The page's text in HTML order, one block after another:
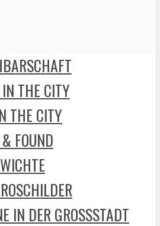
THE CITY
THE CITY
FOUND
IN DER GROSSSTADT